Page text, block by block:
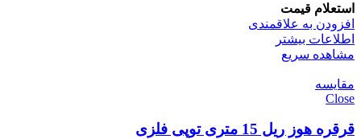
استعلام قیمت
افزودن به علاقمندی
اطلاعات بیشتر
مشاهده سریع
مقایسه
Close
قرقره هوز ریل 15 متری توپی فلزی